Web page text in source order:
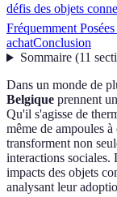
défis des objets
Fréquemment
achatConclusion
Sommaire(11
Dans un monde de
Belgique prennent
Qu'il s'agisse de
même de ampoules
transforment non
interactions sociales.
impacts des objets
analysant leur